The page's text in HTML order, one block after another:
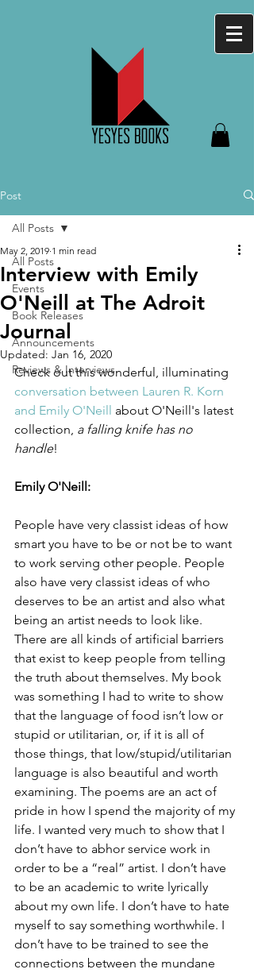
Post
All Posts
Events
Book Releases
Announcements
Reviews & Interviews
All Posts
Interview with Emily
O'Neill at The Adroit
Journal
May 2, 2019 1 min read
Updated: Jan 16, 2020
Check out this wonderful, illuminating
conversation between Lauren R. Korn
and Emily O'Neill about O'Neill's latest
collection, a falling knife has no
handle!
Emily O'Neill:
People have very classist ideas of how
smart you have to be or not be to want
to work serving other people. People
also have very classist ideas of who
deserves to be an artist and also what
being an artist needs to look like.
There are all kinds of artificial barriers
that exist to keep people from telling
the truth about themselves. My book
was something I had to write to show
that the language of food isn’t low or
stupid or utilitarian, or, if it is all of
those things, that low/stupid/utilitarian
language is also beautiful and worth
examining. The poems are an act of
pride in how I spend the majority of my
life. I wanted very much to show that I
don’t have to abhor service work in
order to be a “real” artist. I don’t have
to be an academic to write lyrically
about my own life. I don’t have to hate
myself to say something worthwhile. I
don’t have to be trained to see the
connections between the mundane